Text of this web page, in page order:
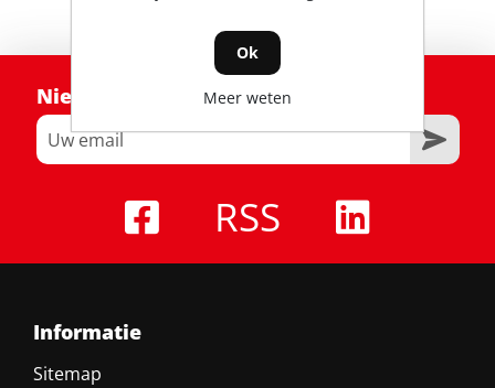
Nieuwsbrief
RSS
Informatie
Sitemap
Ok
Meer weten